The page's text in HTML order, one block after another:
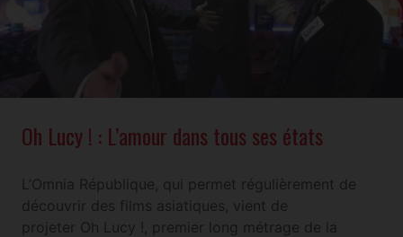
Oh Lucy ! : L’amour dans tous ses états
L’Omnia République, qui permet régulièrement de
découvrir des films asiatiques, vient de
projeter Oh Lucy !, premier long métrage de la